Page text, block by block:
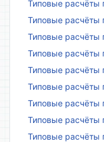
Типовые расчёты
Типовые расчёты
Типовые расчёты
Типовые расчёты
Типовые расчёты
Типовые расчёты
Типовые расчёты
Типовые расчёты
Типовые расчёты